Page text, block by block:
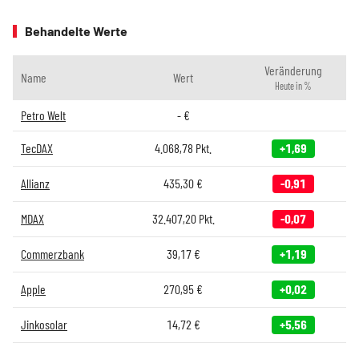
Behandelte Werte
Name Wert Veränderung
Heute in %
Petro Welt -€
TecDAX 4.068,78 Pkt. +1,69
Allianz 435,30 € -0,91
MDAX 32.407,20Pkt. -0,07
Commerzbank 39,17€ +1,19
Apple 270,95 € +0,02
Jinkosolar 14,72 € +5,56